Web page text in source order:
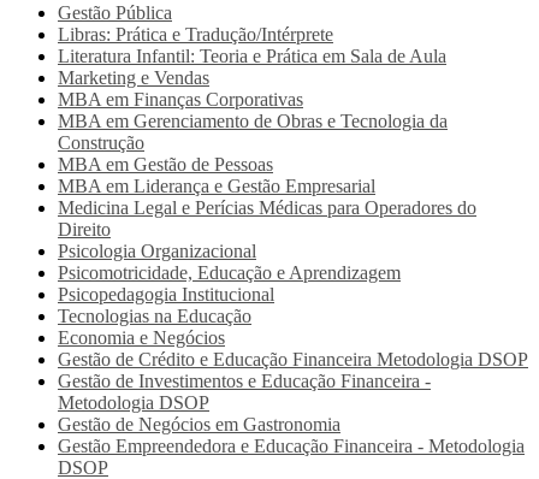
Gestão Pública
Libras: Prática e Tradução/Intérprete
Literatura Infantil: Teoria e Prática em Sala de Aula
Marketing e Vendas
MBA em Finanças Corporativas
MBA em Gerenciamento de Obras e Tecnologia da
Construção
MBA em Gestão de Pessoas
MBA em Liderança e Gestão Empresarial
Medicina Legal e Perícias Médicas para Operadores do
Direito
Psicologia Organizacional
Psicomotricidade, Educação e Aprendizagem
Psicopedagogia Institucional
Tecnologias na Educação
Economia e Negócios
Gestão de Crédito e Educação Financeira Metodologia DSOP
Gestão de Investimentos e Educação Financeira -
Metodologia DSOP
Gestão de Negócios em Gastronomia
Gestão Empreendedora e Educação Financeira - Metodologia
DSOP